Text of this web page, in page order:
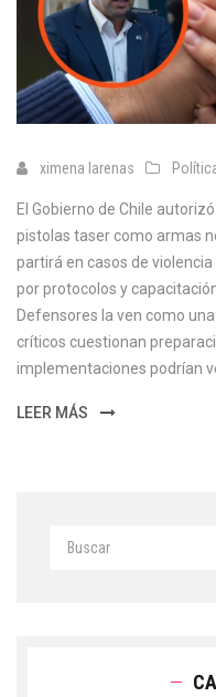
ximena larenas
El Gobierno de Chile
pistolas taser como armas
partirá en casos de
por protocolos y
Defensores la ven como
críticos cuestionan
implementaciones podrían
LEER MÁS